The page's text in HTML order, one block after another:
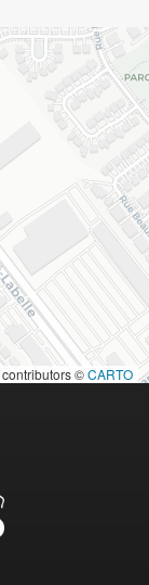
contributors ©CARTO